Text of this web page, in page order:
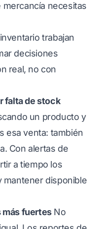
necesitas
trabajan
decisiones
real, no con
falta de stock
un producto y
esa venta: también
Con alertas de
a tiempo los
mantener disponible
fuertesNo